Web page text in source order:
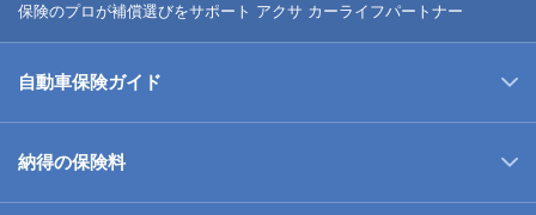
保険のプロが補償選びをサポート アクサ カーライフパートナー
自動車保険ガイド
納得の保険料